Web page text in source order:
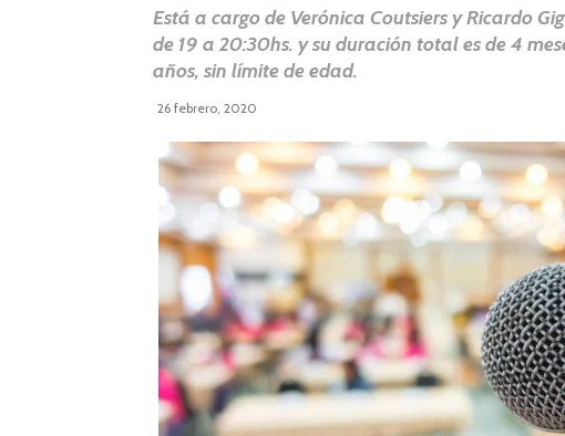
Está a cargo de Verónica Coutsiers y Ricardo
de 19 a 20:30hs. y su duración total es de 4
años, sin límite de edad.
26 febrero, 2020